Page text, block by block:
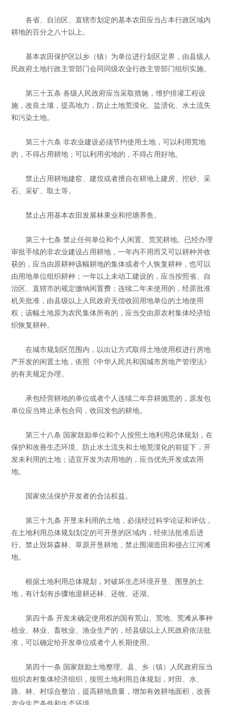
各省、自治区、直辖市划定的基本农田应当占本行政区域内
耕地的百分之八十以上。
基本农田保护区以乡（镇）为单位进行划区定界，由县级人
民政府土地行政主管部门会同同级农业行政主管部门组织实施。
第三十五条 各级人民政府应当采取措施，维护排灌工程设
施，改良土壤，提高地力，防止土地荒漠化、盐渍化、水土流失
和污染土地。
第三十六条 非农业建设必须节约使用土地，可以利用荒地
的，不得占用耕地；可以利用劣地的，不得占用好地。
禁止占用耕地建窑、建坟或者擅自在耕地上建房、挖砂、采
石、采矿、取土等。
禁止占用基本农田发展林果业和挖塘养鱼。
第三十七条 禁止任何单位和个人闲置、荒芜耕地。已经办理
审批手续的非农业建设占用耕地，一年内不用而又可以耕种并收
获的，应当由原耕种该幅耕地的集体或者个人恢复耕种，也可以
由用地单位组织耕种；一年以上未动工建设的，应当按照省、自
治区、直辖市的规定缴纳闲置费；连续二年未使用的，经原批准
机关批准，由县级以上人民政府无偿收回用地单位的土地使用
权；该幅土地原为农民集体所有的，应当交由原农村集体经济组
织恢复耕种。
在城市规划区范围内，以出让方式取得土地使用权进行房地
产开发的闲置土地，依照《中华人民共和国城市房地产管理法》
的有关规定办理。
承包经营耕地的单位或者个人连续二年弃耕抛荒的，原发包
单位应当终止承包合同，收回发包的耕地。
第三十八条 国家鼓励单位和个人按照土地利用总体规划，在
保护和改善生态环境、防止水土流失和土地荒漠化的前提下，开
发未利用的土地；适宜开发为农用地的，应当优先开发成农用
地。
国家依法保护开发者的合法权益。
第三十九条 开垦未利用的土地，必须经过科学论证和评估，
在土地利用总体规划划定的可开垦的区域内，经依法批准后进
行。禁止毁坏森林、草原开垦耕地，禁止围湖造田和侵占江河滩
地。
根据土地利用总体规划，对破坏生态环境开垦、围垦的土
地，有计划有步骤地退耕还林、还牧、还湖。
第四十条 开发未确定使用权的国有荒山、荒地、荒滩从事种
植业、林业、畜牧业、渔业生产的，经县级以上人民政府依法批
准，可以确定给开发单位或者个人长期使用。
第四十一条 国家鼓励土地整理。县、乡（镇）人民政府应当
组织农村集体经济组织，按照土地利用总体规划，对田、水、
路、林、村综合整治，提高耕地质量，增加有效耕地面积，改善
农业生产条件和生态环境。